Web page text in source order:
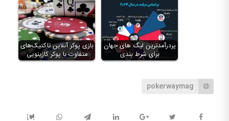
بازی پوکر آنلاین تاکتیک‌های
متفاوت با پوکر کازینویی
پردرآمدترين لیگ های جهان
برای شرط بندی
pokerwaymag